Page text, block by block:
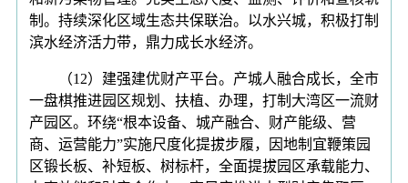
制。持续深化区域生态共保联治。以水兴城，积极打制
滨水经济活力带，鼎力成长水经济。
（12）建强建优财产平台。产城人融合成长，全市
一盘棋推进园区规划、扶植、办理，打制大湾区一流财
产园区。环绕“根本设备、城产融合、财产能级、营
商、运营能力”实施尺度化提拔步履，因地制宜鞭策园
区锻长板、补短板、树标杆，全面提拔园区承载能力、